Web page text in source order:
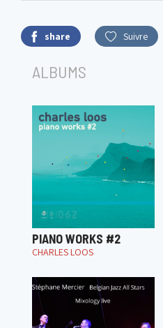
share Suivre
ALBUMS
PIANO WORKS #2
CHARLES LOOS